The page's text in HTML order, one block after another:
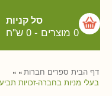
סל קניות
0 מוצרים - 0 ש"ח
דף הבית » ספרים חברות »
בעלי מניות בחברה-זכויות